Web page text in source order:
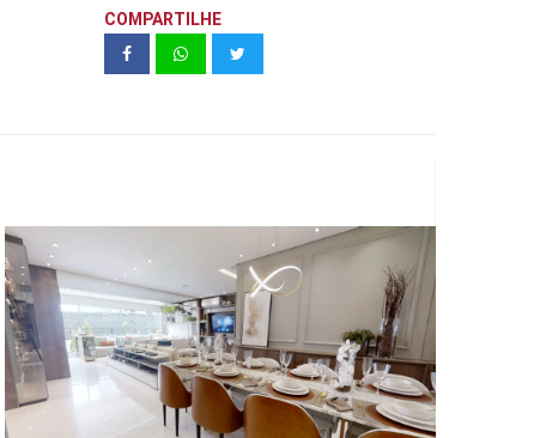
COMPARTILHE
LIVING ALTO DA LAPA - CYRELA